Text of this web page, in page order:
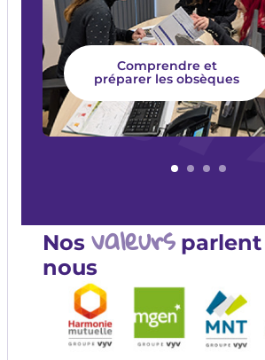
Comprendre et
préparer les obsèques
Nos valeursparlent
nous